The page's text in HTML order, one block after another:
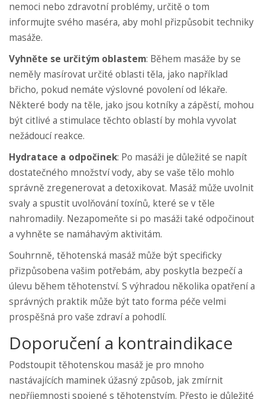
nemoci nebo zdravotní problémy, určitě o tom
informujte svého maséra, aby mohl přizpůsobit techniky
masáže.
Vyhněte se určitým oblastem: Během masáže by se
neměly masírovat určité oblasti těla, jako například
břicho, pokud nemáte výslovné povolení od lékaře.
Některé body na těle, jako jsou kotníky a zápěstí, mohou
být citlivé a stimulace těchto oblastí by mohla vyvolat
nežádoucí reakce.
Hydratace a odpočinek: Po masáži je důležité se napít
dostatečného množství vody, aby se vaše tělo mohlo
správně zregenerovat a detoxikovat. Masáž může uvolnit
svaly a spustit uvolňování toxínů, které se v těle
nahromadily. Nezapomeňte si po masáži také odpočinout
a vyhněte se namáhavým aktivitám.
Souhrnně, těhotenská masáž může být specificky
přizpůsobena vašim potřebám, aby poskytla bezpečí a
úlevu během těhotenství. S výhradou několika opatření a
správných praktik může být tato forma péče velmi
prospěšná pro vaše zdraví a pohodlí.
Doporučení a kontraindikace
Podstoupit těhotenskou masáž je pro mnoho
nastávajících maminek úžasný způsob, jak zmírnit
nepříjemnosti spojené s těhotenstvím. Přesto je důležité